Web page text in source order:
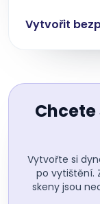
Vytvořit
Vytvořte si
po vytištění.
skeny jsou